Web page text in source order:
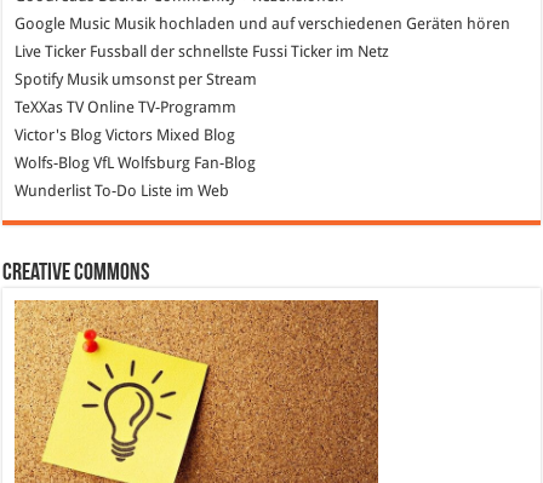
Google Music Musik hochladen und auf verschiedenen Geräten hören
Live Ticker Fussball der schnellste Fussi Ticker im Netz
SpotifyMusik umsonst per Stream
TeXXas TVOnline TV-Programm
Victor's Blog Victors Mixed Blog
Wolfs-Blog VfL Wolfsburg Fan-Blog
Wunderlist To-Do Liste im Web
Creative Commons